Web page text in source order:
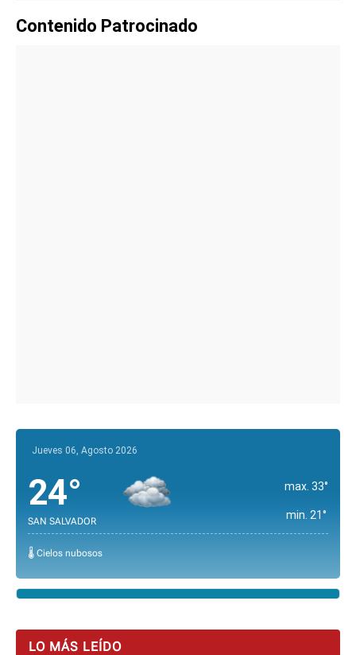
Contenido Patrocinado
Jueves 06, Agosto 2026
24°
SAN SALVADOR
max. 33°
min. 21°
🌡️ Cielos nubosos
LO MÁS LEÍDO